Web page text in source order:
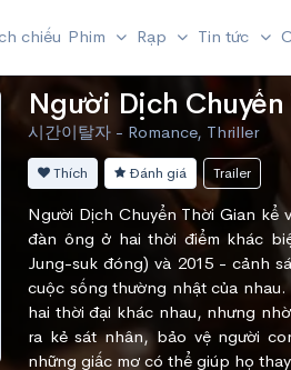
chiếu Phim Rạp Tin tức
Người Dịch Chuyển
시간이탈자 - Romance, Thriller
Thích Đánh giá Trailer
Người Dịch Chuyển Thời Gian kể
đàn ông ở hai thời điểm khác
Jung-suk đóng) và 2015 - cảnh
cuộc sống thường nhật của
hai thời đại khác nhau, nhưng
ra kẻ sát nhân, bảo vệ người
những giấc mơ có thể giúp họ